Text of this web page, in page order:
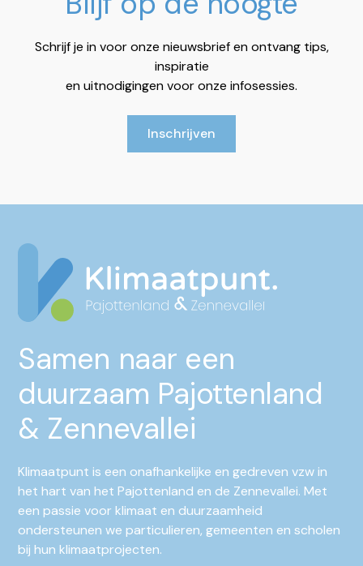
Schrijf je in voor onze nieuwsbrief en ontvang tips,
inspiratie
en uitnodigingen voor onze infosessies.
Inschrijven
Samen naar een
duurzaam Pajottenland
& Zennevallei
Klimaatpunt is een onafhankelijke en gedreven vzw in
het hart van het Pajottenland en de Zennevallei. Met
een passie voor klimaat en duurzaamheid
ondersteunen we particulieren, gemeenten en scholen
bij hun klimaatprojecten.